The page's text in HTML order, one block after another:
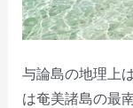
与論島の地理上
は奄美諸島の最